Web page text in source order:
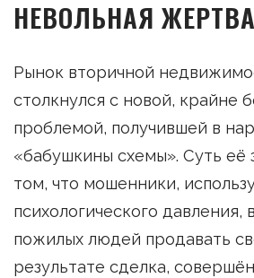
НЕВОЛЬНАЯ ЖЕРТВА
Рынок вторичной
столкнулся с новой, крайне
проблемой, получившей в
«бабушкины схемы». Суть её
том, что мошенники,
психологического
пожилых людей продавать
результате сделка,